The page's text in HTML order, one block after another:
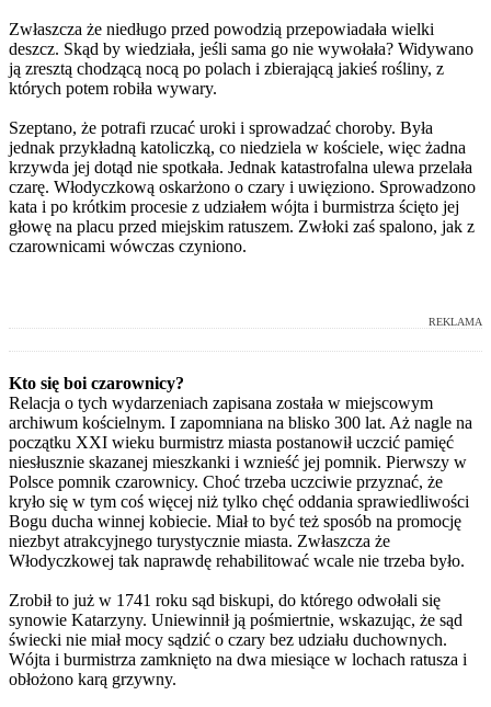
Zwłaszcza że niedługo przed powodzią przepowiadała wielki
deszcz. Skąd by wiedziała, jeśli sama go nie wywołała? Widywano
ją zresztą chodzącą nocą po polach i zbierającą jakieś rośliny, z
których potem robiła wywary.
Szeptano, że potrafi rzucać uroki i sprowadzać choroby. Była
jednak przykładną katoliczką, co niedziela w kościele, więc żadna
krzywda jej dotąd nie spotkała. Jednak katastrofalna ulewa przelała
czarę. Włodyczkową oskarżono o czary i uwięziono. Sprowadzono
kata i po krótkim procesie z udziałem wójta i burmistrza ścięto jej
głowę na placu przed miejskim ratuszem. Zwłoki zaś spalono, jak z
czarownicami wówczas czyniono.
REKLAMA
Kto się boi czarownicy?
Relacja o tych wydarzeniach zapisana została w miejscowym
archiwum kościelnym. I zapomniana na blisko 300 lat. Aż nagle na
początku XXI wieku burmistrz miasta postanowił uczcić pamięć
niesłusznie skazanej mieszkanki i wznieść jej pomnik. Pierwszy w
Polsce pomnik czarownicy. Choć trzeba uczciwie przyznać, że
kryło się w tym coś więcej niż tylko chęć oddania sprawiedliwości
Bogu ducha winnej kobiecie. Miał to być też sposób na promocję
niezbyt atrakcyjnego turystycznie miasta. Zwłaszcza że
Włodyczkowej tak naprawdę rehabilitować wcale nie trzeba było.
Zrobił to już w 1741 roku sąd biskupi, do którego odwołali się
synowie Katarzyny. Uniewinnił ją pośmiertnie, wskazując, że sąd
świecki nie miał mocy sądzić o czary bez udziału duchownych.
Wójta i burmistrza zamknięto na dwa miesiące w lochach ratusza i
obłożono karą grzywny.